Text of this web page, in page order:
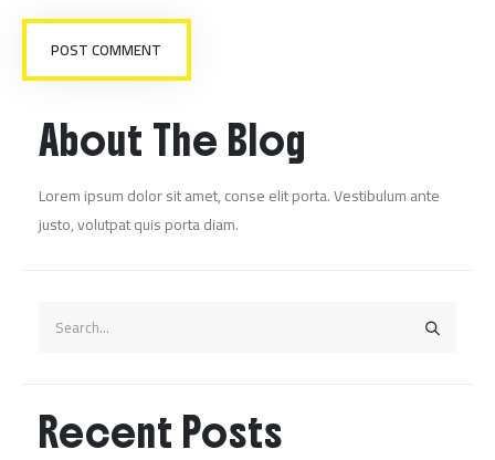
About The Blog
Lorem ipsum dolor sit amet, conse elit porta. Vestibulum ante
justo, volutpat quis porta diam.
Recent Posts